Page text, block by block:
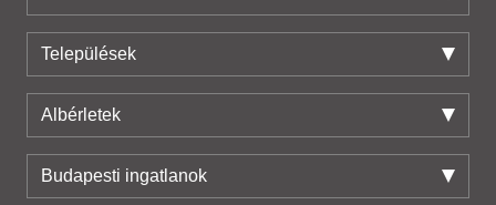
Települések
Albérletek
Budapesti ingatlanok